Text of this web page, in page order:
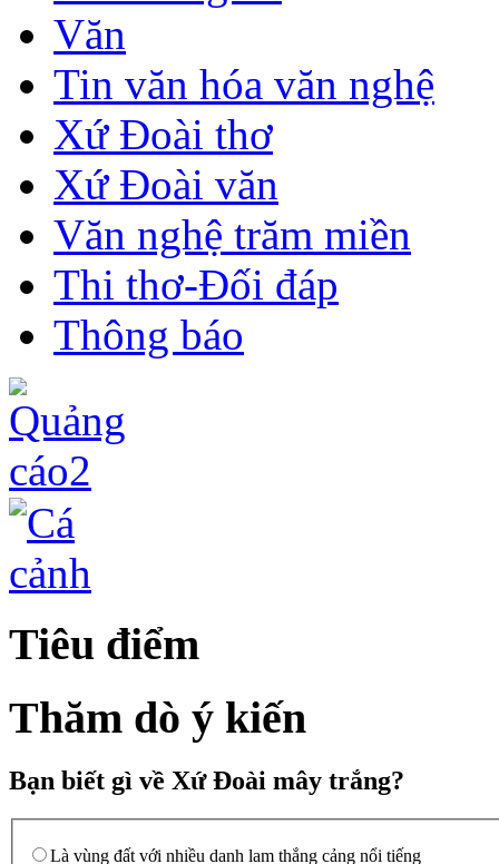
Văn
Tin văn hóa văn nghệ
Xứ Đoài thơ
Xứ Đoài văn
Văn nghệ trăm miền
Thi thơ-Đối đáp
Thông báo
Tiêu điểm
Thăm dò ý kiến
Bạn biết gì về Xứ Đoài mây trắng?
Là vùng đất với nhiều danh lam thắng cảng nổi tiếng